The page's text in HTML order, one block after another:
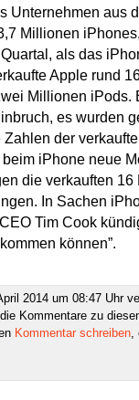
Unternehmen aus
Millionen
als das
Apple rund
Millionen iPods.
es wurden
der
iPhone neue
die verkauften
In Sachen
Tim Cook
können”.
2014 um 08:47 Uhr
Kommentare zu
Kommentar schreiben,